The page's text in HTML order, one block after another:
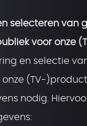
selecteren van
voor onze
en selectie
(TV-
nodig.